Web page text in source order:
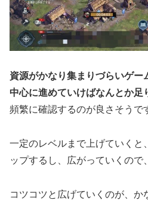
資源がかなり集まりづらいゲー
中心に進めていけばなんとか足
頻繁に確認するのが良さそうで
一定のレベルまで上げていくと
ップするし、広がっていくので、
コツコツと広げていくのが、か